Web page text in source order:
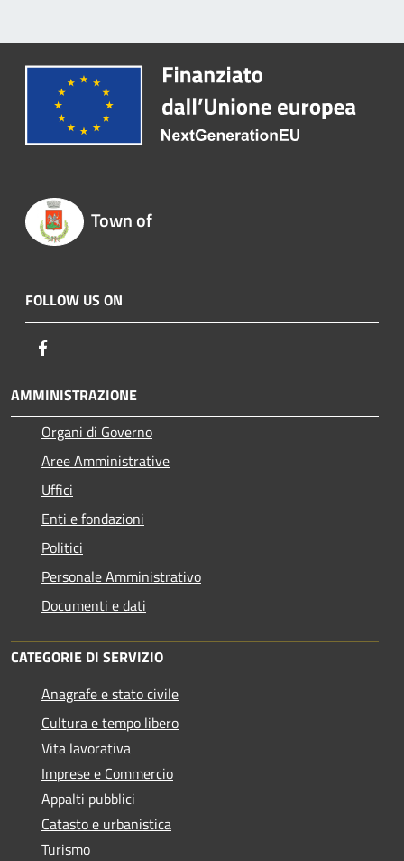
Town of
FOLLOW US ON
AMMINISTRAZIONE
Organi di Governo
Aree Amministrative
Uffici
Enti e fondazioni
Politici
Personale Amministrativo
Documenti e dati
CATEGORIE DI SERVIZIO
Anagrafe e stato civile
Cultura e tempo libero
Vita lavorativa
Imprese e Commercio
Appalti pubblici
Catasto e urbanistica
Turismo